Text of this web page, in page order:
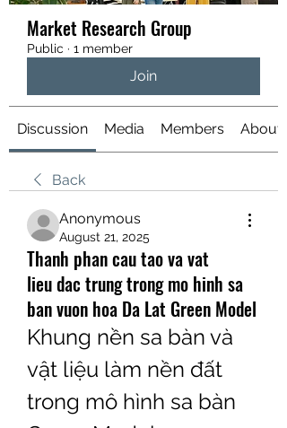
Market Research Group
Public · 1 member
Join
Discussion Media Members About
Back
Anonymous
August 21, 2025
Thanh phan cau tao va vat
lieu dac trung trong mo hinh sa
ban vuon hoa Da Lat Green Model
Khung nền sa bàn và
vật liệu làm nền đất
trong mô hình sa bàn